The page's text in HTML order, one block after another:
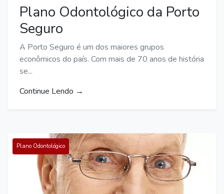
Plano Odontológico da Porto
Seguro
A Porto Seguro é um dos maiores grupos
econômicos do país. Com mais de 70 anos de história
se...
Continue Lendo →
Plano Odontológico